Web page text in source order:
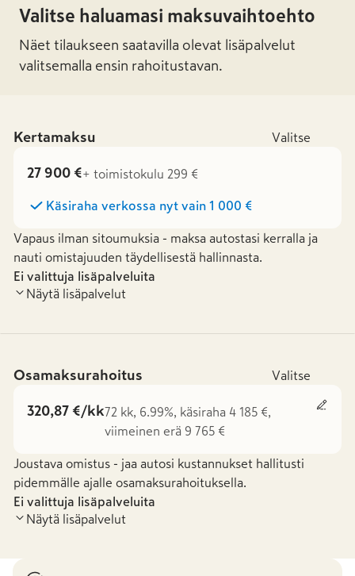
Valitse haluamasi maksuvaihtoehto
Näet tilaukseen saatavilla olevat lisäpalvelut
valitsemalla ensin rahoitustavan.
Kertamaksu Valitse
27 900 €+ toimistokulu 299 €
Käsiraha verkossa nyt vain 1 000 €
Vapaus ilman sitoumuksia - maksa autostasi kerralla ja
nauti omistajuuden täydellisestä hallinnasta.
Ei valittuja lisäpalveluita
Näytä lisäpalvelut
Osamaksurahoitus Valitse
320,87 €/kk72 kk, 6.99%, käsiraha 4 185 €,
viimeinen erä 9 765 €
Joustava omistus - jaa autosi kustannukset hallitusti
pidemmälle ajalle osamaksurahoituksella.
Ei valittuja lisäpalveluita
Näytä lisäpalvelut